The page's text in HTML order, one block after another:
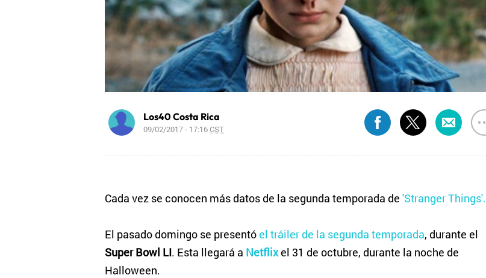
Los40 Costa Rica
09/02/2017 - 17:16CST
Cada vez se conocen más datos de la segunda temporada de 'Stranger Things'.
El pasado domingo se presentóel tráiler de la segunda temporada, durante el
Super Bowl LI. Esta llegará a Netflixel 31 de octubre, durante la noche de
Halloween.